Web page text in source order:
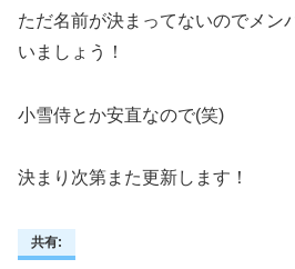
ただ名前が決まってないのでメン
いましょう！
小雪侍とか安直なので(笑)
決まり次第また更新します！
共有: